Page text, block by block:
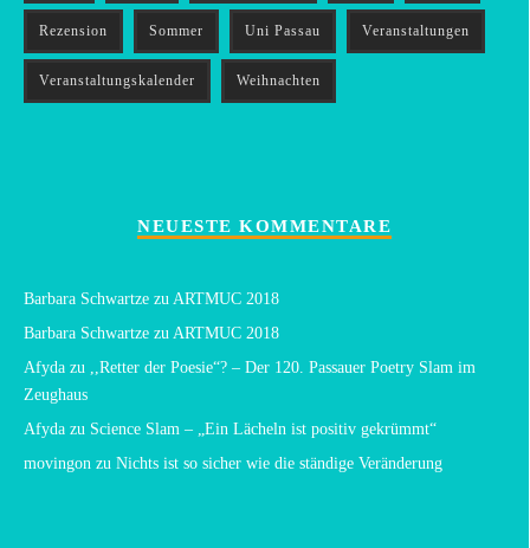
Rezension Sommer Uni Passau Veranstaltungen
Veranstaltungskalender Weihnachten
NEUESTE KOMMENTARE
Barbara Schwartze zu ARTMUC 2018
Barbara Schwartze zu ARTMUC 2018
Afyda zu
,,Retter der Poesie“? – Der 120. Passauer Poetry Slam im
Zeughaus
Afyda zu Science Slam – „Ein Lächeln ist positiv gekrümmt“
movingon zu Nichts ist so sicher wie die ständige Veränderung